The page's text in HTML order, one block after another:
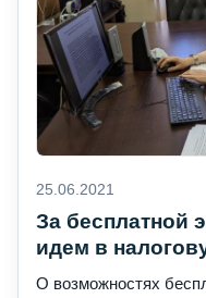
25.06.2021
За бесплатной
идем в
О возможностях